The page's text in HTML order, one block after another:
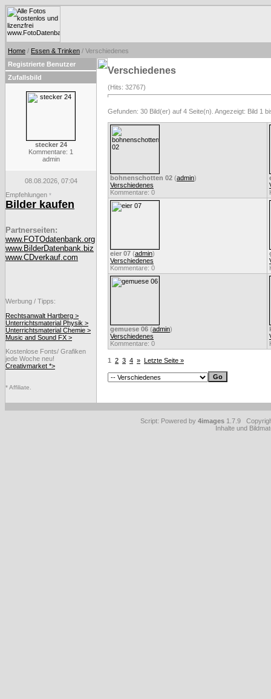
Home / Essen & Trinken / Verschiedenes
Registrierte Benutzer
Zufallsbild
stecker 24
Kommentare: 1
admin
08.08.2026, 07:04
Empfehlungen *
Bilder kaufen
Partnerseiten:
www.FOTOdatenbank.org
www.BilderDatenbank.biz
www.CDverkauf.com
Werbung / Tipps:
Rechtsanwalt Hartberg >
Unterrichtsmaterial Physik >
Unterrichtsmaterial Chemie >
Music and Sound FX >
Kostenlose Fonts/ Grafiken
jede Woche neu!
Creativmarket *>
* Affiliate.
Verschiedenes
(Hits: 32767)
Gefunden: 30 Bild(er) auf 4 Seite(n). Angezeigt: Bild 1
bohnenschotten 02 (admin)
Verschiedenes
Kommentare: 0
eier 07 (admin)
Verschiedenes
Kommentare: 0
gemuese 06 (admin)
Verschiedenes
Kommentare: 0
1 2 3 4 » Letzte Seite »
Script: Powered by 4images 1.7.9
Inhalte und